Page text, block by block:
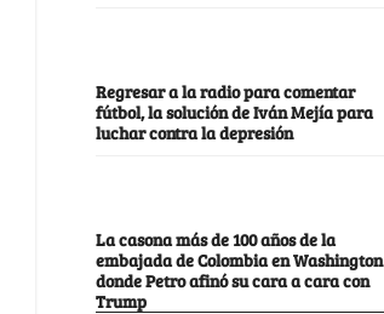
Regresar a la radio para comentar
fútbol, la solución de Iván Mejía para
luchar contra la depresión
La casona más de 100 años de la
embajada de Colombia en Washington
donde Petro afinó su cara a cara con
Trump